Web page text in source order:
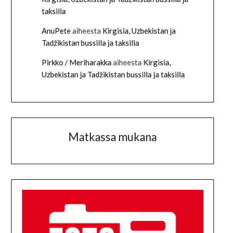
taksilla
AnuPeteaiheesta Kirgisia, Uzbekistan ja
Tadžikistan bussilla ja taksilla
Pirkko / Meriharakkaaiheesta Kirgisia,
Uzbekistan ja Tadžikistan bussilla ja taksilla
Matkassa mukana